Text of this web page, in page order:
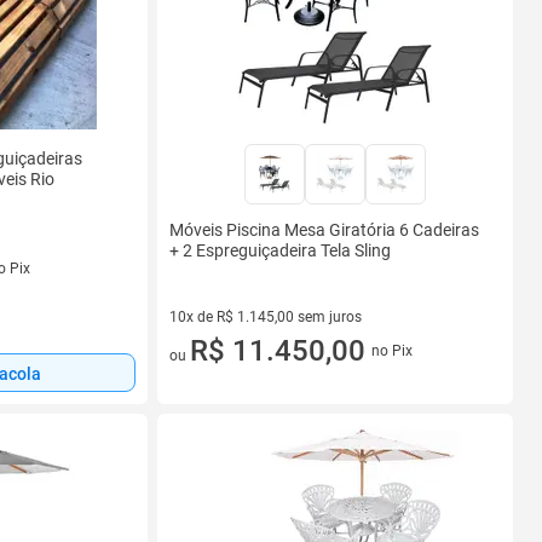
Rio
Pix
Móveis Piscina Mesa Giratória 6 Cadeiras
+ 2 Espreguiçadeira Tela Sling
10x de R$ 1.145,00 sem juros
10 vez de R$ 1.145,00 sem juros
ou R$ 11.450,00 no Pix